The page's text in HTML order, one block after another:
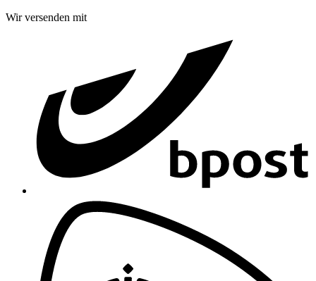
Wir versenden mit